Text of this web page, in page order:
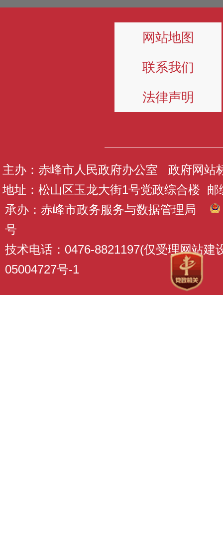
网站地图
联系我们
法律声明
主办：赤峰市人民政府办公室 政府网站
地址：松山区玉龙大街1号党政综合楼 邮
承办：赤峰市政务服务与数据管理局
号
技术电话：0476-8821197(仅受理网站建
05004727号-1